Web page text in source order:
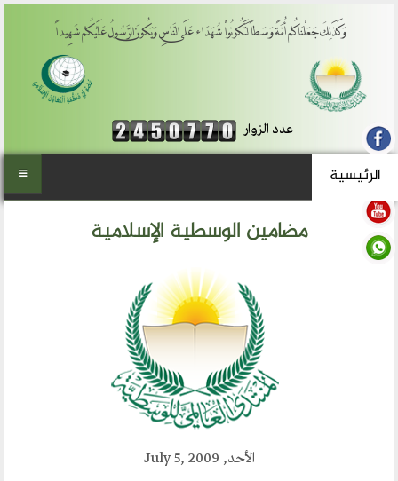
وَكَذَلِكَ جَعَلْنَاكُمْ أُمَّةً وَسَطاً لِّتَكُونُواْ شُهَدَاء عَلَى النَّاسِ وَيَكُونَ الرَّسُولُ عَلَيْكُمْ شَهِيداً
عدد الزوار
المنتدى العالمي للوسطية
أهداف المنتدى
الفكرة والتأسيس
تطلعاتنا
مكتبنا الدائم
منتدى الوسطية للفكر و الثقافة
الفكرة و التأسيس
الرئيسية
مضامين الوسطية الإسلامية
الأحد, July 5, 2009